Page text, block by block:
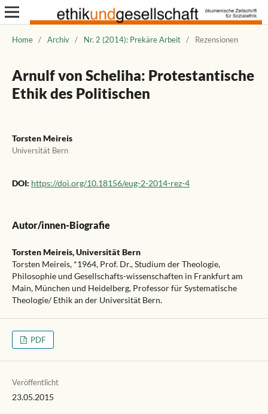
Home / Archiv / Nr. 2 (2014): Prekäre Arbeit / Rezensionen
Arnulf von Scheliha: Protestantische
Ethik des Politischen
Torsten Meireis
Universität Bern
DOI: https://doi.org/10.18156/eug-2-2014-rez-4
Autor/innen-Biografie
Torsten Meireis,Universität Bern
Torsten Meireis, *1964, Prof. Dr., Studium der Theologie,
Philosophie und Gesellschafts-wissenschaften in Frankfurt am
Main, München und Heidelberg, Professor für Systematische
Theologie/ Ethik an der Universität Bern.
PDF
Veröffentlicht
23.05.2015